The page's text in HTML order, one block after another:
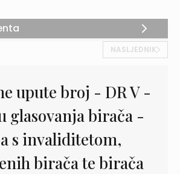
NASLJEDNIK
upute broj - DR V -
glasovanja birača -
s invaliditetom,
birača te birača